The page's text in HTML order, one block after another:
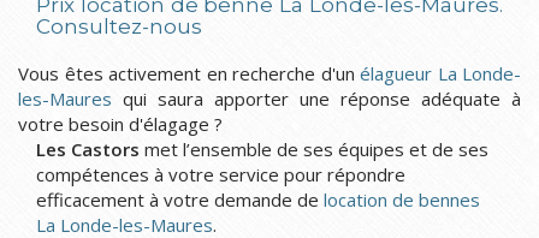
Prix location de benne La Londe-les-Maures.
Consultez-nous
Vous êtes activement en recherche d'un élagueur La Londe-
les-Maures qui saura apporter une réponse adéquate à
votre besoin d'élagage ?
Les Castors met l’ensemble de ses équipes et de ses
compétences à votre service pour répondre
efficacement à votre demande de location de bennes
La Londe-les-Maures.